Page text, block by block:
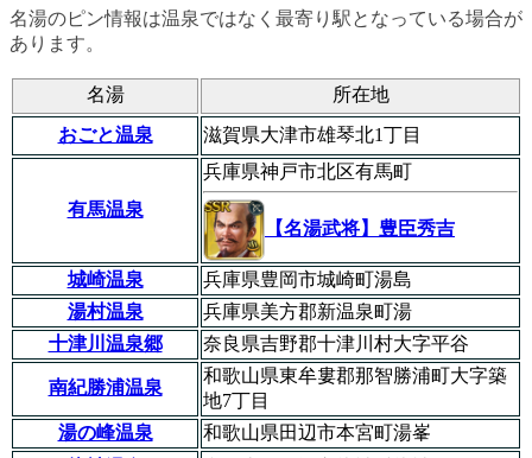
名湯のピン情報は温泉ではなく最寄り駅となっている場合が
あります。
名湯
所在地
おごと温泉
滋賀県大津市雄琴北1丁目
有馬温泉
兵庫県神戸市北区有馬町
【名湯武将】豊臣秀吉
城崎温泉
兵庫県豊岡市城崎町湯島
湯村温泉
兵庫県美方郡新温泉町湯
十津川温泉郷
奈良県吉野郡十津川村大字平谷
南紀勝浦温泉
和歌山県東牟婁郡那智勝浦町大字築
地7丁目
湯の峰温泉
和歌山県田辺市本宮町湯峯